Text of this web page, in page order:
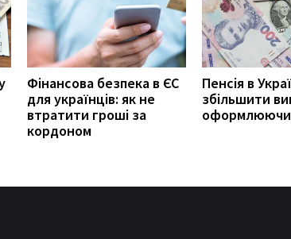
Фінансова безпека в ЄС
для українців: як не
втратити гроші за
кордоном
Пенсія в
збільшити
оформлюючи